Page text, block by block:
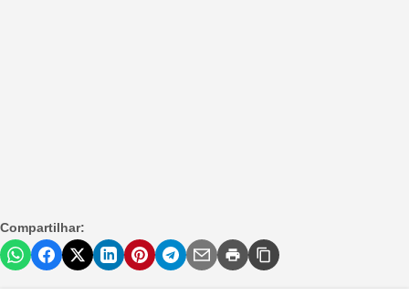
Compartilhar: